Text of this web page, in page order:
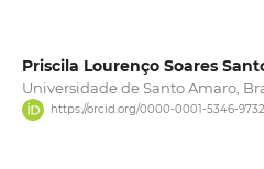
Priscila Lourenço Soares
Universidade de Santo Amaro,
https://orcid.org/0000-0001-5346-9732